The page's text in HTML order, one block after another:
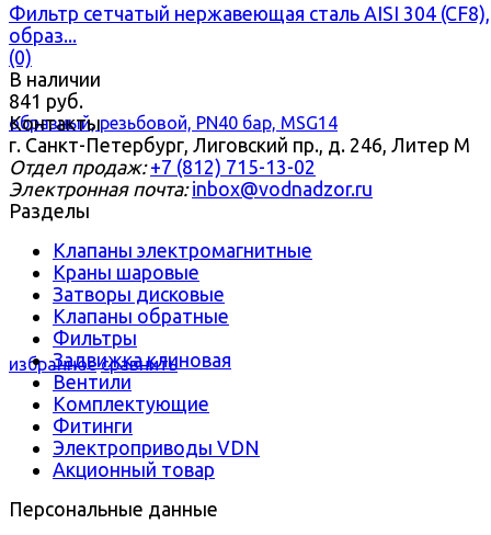
избранное сравнить
Фильтр сетчатый нержавеющая сталь AISI 304 (CF8),
образ...
(0)
В наличии
841 руб.
Контакты
г. Санкт-Петербург, Лиговский пр., д. 246, Литер М
Отдел продаж: +7 (812) 715-13-02
Электронная почта: inbox@vodnadzor.ru
Разделы
Клапаны электромагнитные
Краны шаровые
Затворы дисковые
Клапаны обратные
Фильтры
Задвижка клиновая
Вентили
Комплектующие
Фитинги
Электроприводы VDN
Акционный товар
Персональные данные